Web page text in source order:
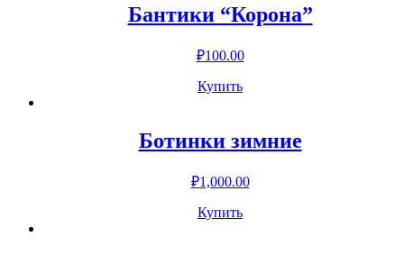
Бантики “Корона”
₽100.00
Купить
Ботинки зимние
₽1,000.00
Купить